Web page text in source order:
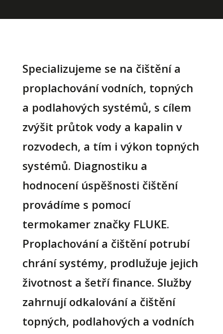
Specializujeme se na čištění a
proplachování vodních, topných
a podlahových systémů, s cílem
zvýšit průtok vody a kapalin v
rozvodech, a tím i výkon topných
systémů. Diagnostiku a
hodnocení úspěšnosti čištění
provádíme s pomocí
termokamer značky FLUKE.
Proplachování a čištění potrubí
chrání systémy, prodlužuje jejich
životnost a šetří finance. Služby
zahrnují odkalování a čištění
topných, podlahových a vodních